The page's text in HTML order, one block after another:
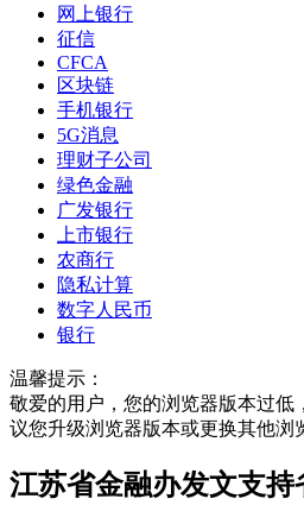
网上银行
征信
CFCA
区块链
手机银行
5G消息
理财子公司
绿色金融
广发银行
上市银行
农商行
隐私计算
数字人民币
银行
温馨提示：
敬爱的用户，您的浏览器版本过低
议您升级浏览器版本或更换其他浏
江苏省金融办发文支持